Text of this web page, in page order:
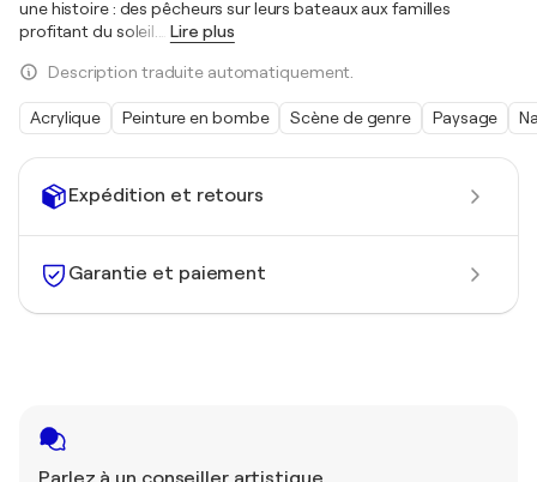
Expédition et retours
Garantie et paiement
une histoire : des pêcheurs sur leurs bateaux aux familles
profitant du soleil.
Lire plus
Description traduite automatiquement.
Acrylique Peinture en bombe Scène de genre Paysage